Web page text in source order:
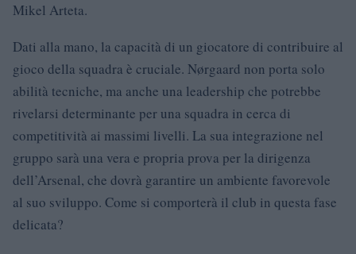
Mikel Arteta.
Dati alla mano, la capacità di un giocatore di contribuire al
gioco della squadra è cruciale. Nørgaard non porta solo
abilità tecniche, ma anche una leadership che potrebbe
rivelarsi determinante per una squadra in cerca di
competitività ai massimi livelli. La sua integrazione nel
gruppo sarà una vera e propria prova per la dirigenza
dell’Arsenal, che dovrà garantire un ambiente favorevole
al suo sviluppo. Come si comporterà il club in questa fase
delicata?